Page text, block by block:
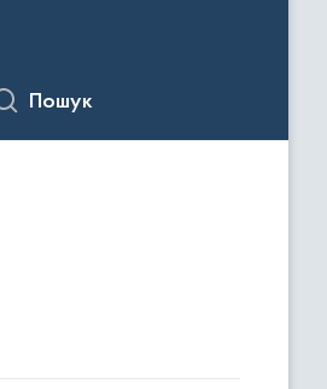
Пошук